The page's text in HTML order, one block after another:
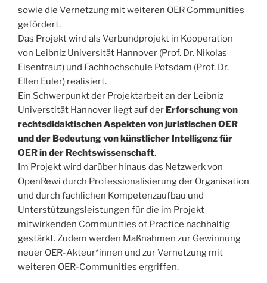
sowie die Vernetzung mit weiteren OER Communities
gefördert.
Das Projekt wird als Verbundprojekt in Kooperation
von Leibniz Universität Hannover (Prof. Dr. Nikolas
Eisentraut) und Fachhochschule Potsdam (Prof. Dr.
Ellen Euler) realisiert.
Ein Schwerpunkt der Projektarbeit an der Leibniz
Universtität Hannover liegt auf der Erforschung von
rechtsdidaktischen Aspekten von juristischen OER
und der Bedeutung von künstlicher Intelligenz für
OER in der Rechtswissenschaft.
Im Projekt wird darüber hinaus das Netzwerk von
OpenRewi durch Professionalisierung der Organisation
und durch fachlichen Kompetenzaufbau und
Unterstützungsleistungen für die im Projekt
mitwirkenden Communities of Practice nachhaltig
gestärkt. Zudem werden Maßnahmen zur Gewinnung
neuer OER-Akteur*innen und zur Vernetzung mit
weiteren OER-Communities ergriffen.